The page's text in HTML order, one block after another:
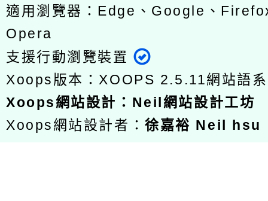
適用瀏覽器：Edge、Google、
Opera
支援行動瀏覽裝置
Xoops版本： XOOPS 2.5.11網站語
Xoops網站設計 ： Neil網站設計工坊
Xoops網站設計者：徐嘉裕 Neil hsu